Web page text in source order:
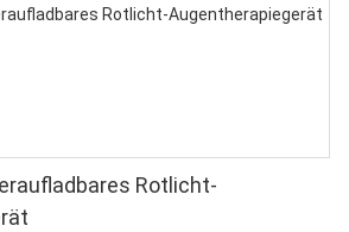
Rotlicht-